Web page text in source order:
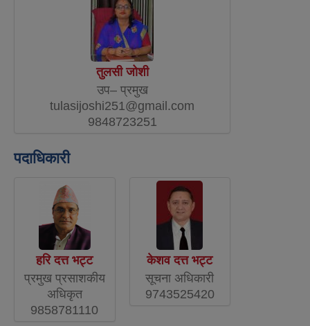
तुलसी जोशी
उप– प्रमुख
tulasijoshi251@gmail.com
9848723251
पदाधिकारी
हरि दत्त भट्ट
प्रमुख प्रसाशकीय
अधिकृत
9858781110
केशव दत्त भट्ट
सूचना अधिकारी
9743525420